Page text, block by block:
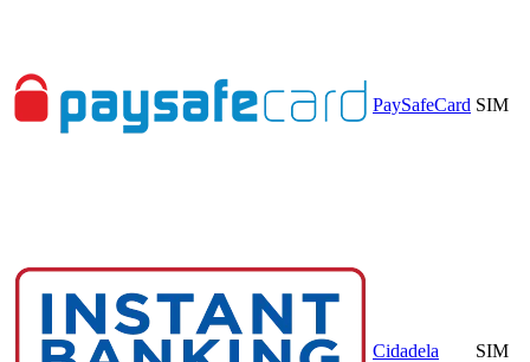
PaySafeCard SIM
Cidadela SIM